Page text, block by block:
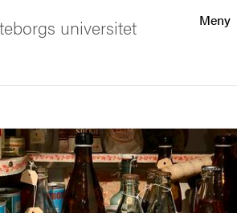
Meny
universitet